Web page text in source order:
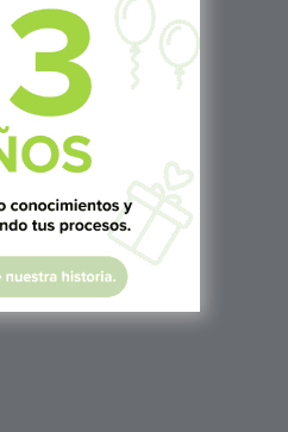
#3206, Local 9, San
1402
3923
5:00pm
C.V - El Salvador 0614-